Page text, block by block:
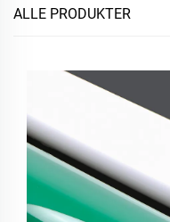
ALLE PRODUKTER